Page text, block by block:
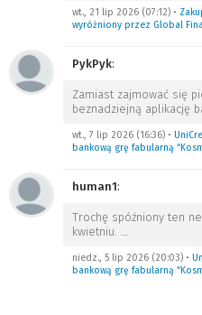
wt., 21 lip 2026 (07:12) •
wyróżniony przez Global
PykPyk:
Zamiast zajmować się
beznadziejną aplikację
wt., 7 lip 2026 (16:36) •
bankową grę fabularną
human1:
Trochę spóźniony ten
kwietniu. …
niedz., 5 lip 2026 (20:03) •
bankową grę fabularną